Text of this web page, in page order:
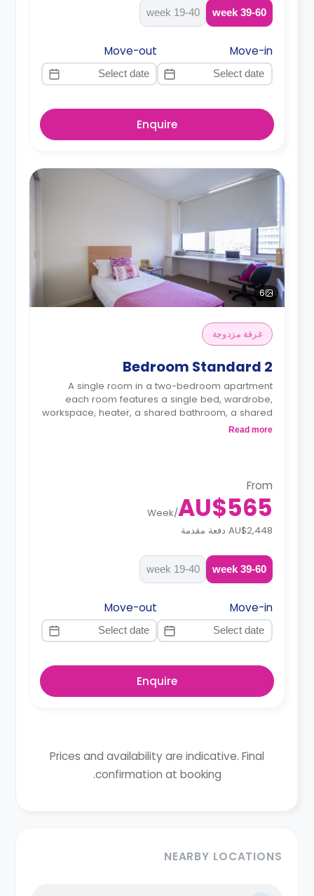
39-60 week
19-40 week
Move-in
Move-out
Enquire
6
غرفة مزدوجة
2 Bedroom Standard
A single room in a two-bedroom apartment
each room features a single bed, wardrobe,
workspace, heater, a shared bathroom, a shared
lounge area with a sofa and TV and a shared
Read more
From
AU$565
/
Week
AU$2,448 دفعة مقدمة
39-60 week
19-40 week
Move-in
Move-out
Enquire
Prices and availability are indicative. Final
confirmation at booking.
NEARBY LOCATIONS